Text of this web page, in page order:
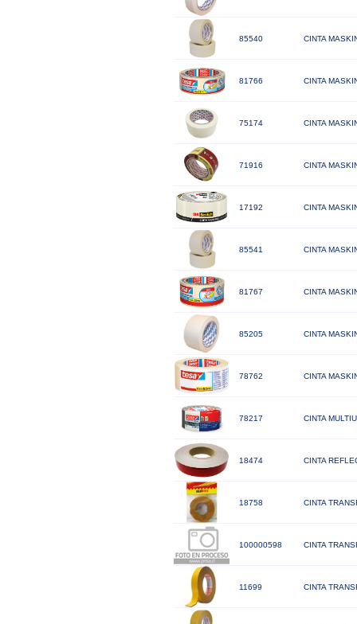
85540 CINTA
81766 CINTA
75174 CINTA
71916 CINTA
17192 CINTA
85541 CINTA
81767 CINTA
85205 CINTA
78762 CINTA
78217 CINTA
18474 CINTA
18758 CINTA
100000598 CINTA
11699 CINTA